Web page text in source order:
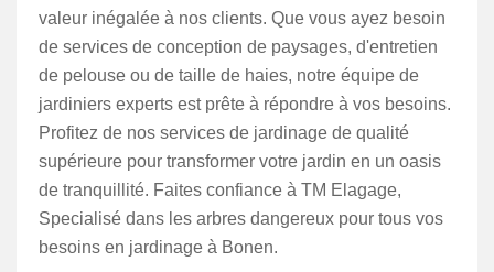
valeur inégalée à nos clients. Que vous ayez besoin
de services de conception de paysages, d'entretien
de pelouse ou de taille de haies, notre équipe de
jardiniers experts est prête à répondre à vos besoins.
Profitez de nos services de jardinage de qualité
supérieure pour transformer votre jardin en un oasis
de tranquillité. Faites confiance à TM Elagage,
Specialisé dans les arbres dangereux pour tous vos
besoins en jardinage à Bonen.